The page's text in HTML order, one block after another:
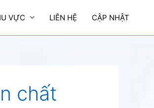
VỰC LIÊN HỆ CẬP NHẬT
chất